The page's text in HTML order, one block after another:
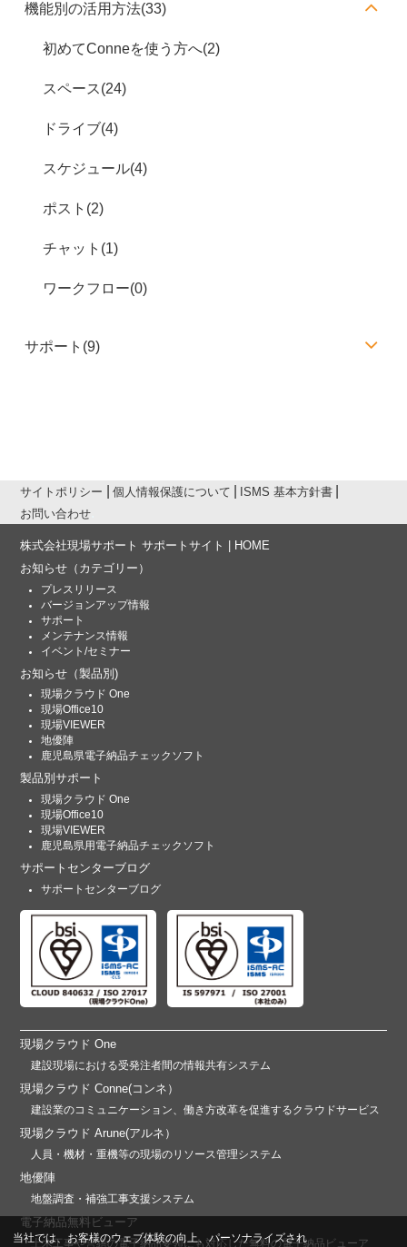
機能別の活用方法(33)
初めてConneを使う方へ(2)
スペース(24)
ドライブ(4)
スケジュール(4)
ポスト(2)
チャット(1)
ワークフロー(0)
サポート(9)
サイトポリシー 個人情報保護について
ISMS 基本方針書
お問い合わせ
株式会社現場サポート サポートサイト | HOME
お知らせ （カテゴリー）
プレスリリース
バージョンアップ情報
サポート
メンテナンス情報
イベント/セミナー
お知らせ （製品別)
現場クラウド One
現場Office10
現場VIEWER
地優陣
鹿児島県電子納品チェックソフト
製品別サポート
現場クラウド One
現場Office10
現場VIEWER
鹿児島県用電子納品チェックソフト
サポートセンターブログ
サポートセンターブログ
現場クラウド One
建設現場における受発注者間の情報共有システム
現場クラウド Conne(コンネ）
建設業のコミュニケーション、働き方改革を促進するクラウドサービス
現場クラウド Arune(アルネ）
人員・機材・重機等の現場のリソース管理システム
地優陣
地盤調査・補強工事支援システム
電子納品無料ビューア
土木工事や営繕の電子納品要領にも対応した無料の電子納品ビューア
当社では、お客様のウェブ体験の向上、パーソナライズされ